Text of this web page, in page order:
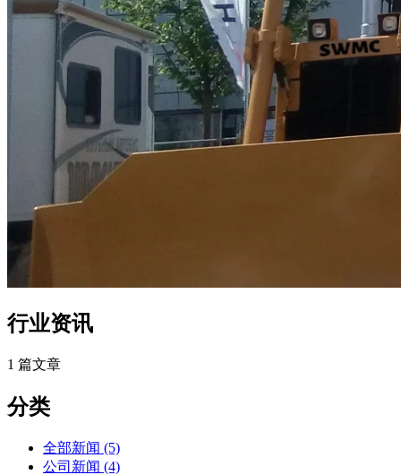
行业资讯
1 篇文章
分类
全部新闻 (5)
公司新闻 (4)